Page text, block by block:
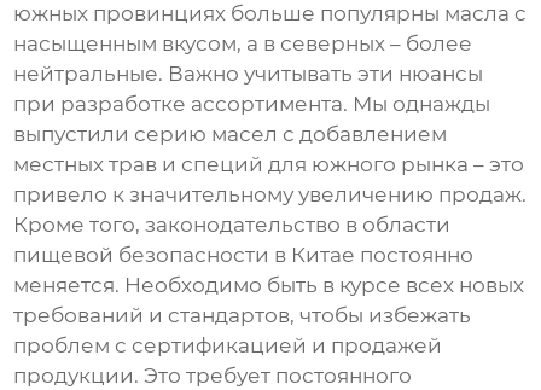
южных провинциях больше популярны масла с
насыщенным вкусом, а в северных – более
нейтральные. Важно учитывать эти нюансы
при разработке ассортимента. Мы однажды
выпустили серию масел с добавлением
местных трав и специй для южного рынка – это
привело к значительному увеличению продаж.
Кроме того, законодательство в области
пищевой безопасности в Китае постоянно
меняется. Необходимо быть в курсе всех новых
требований и стандартов, чтобы избежать
проблем с сертификацией и продажей
продукции. Это требует постоянного